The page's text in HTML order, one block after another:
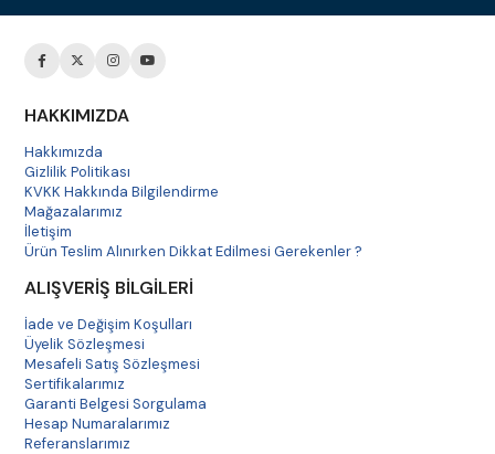
HAKKIMIZDA
Hakkımızda
Gizlilik Politikası
KVKK Hakkında Bilgilendirme
Mağazalarımız
İletişim
Ürün Teslim Alınırken Dikkat Edilmesi Gerekenler ?
ALIŞVERİŞ BİLGİLERİ
İade ve Değişim Koşulları
Üyelik Sözleşmesi
Mesafeli Satış Sözleşmesi
Sertifikalarımız
Garanti Belgesi Sorgulama
Hesap Numaralarımız
Referanslarımız